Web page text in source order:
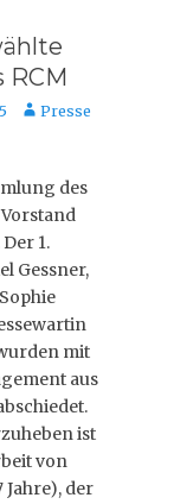
RCM
AutorPresse
des
1.
Gessner,
mit
aus
ist
von
Jahre), der